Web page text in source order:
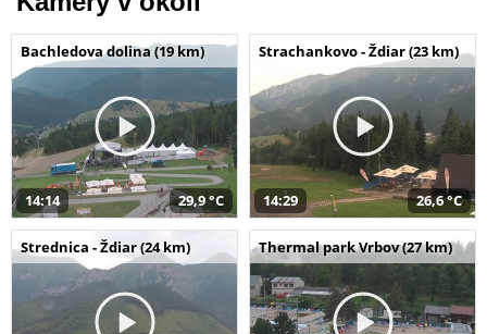
Bachledova dolina (19 km)
14:14 29,9 °C
Strachankovo - Ždiar (23 km)
14:29 26,6 °C
Strednica - Ždiar (24 km) Thermal park Vrbov (27 km)